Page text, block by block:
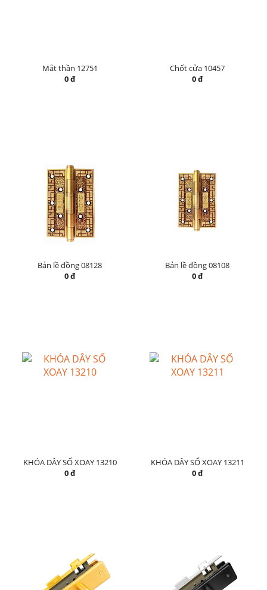
Mắt thần 12751
0 đ
Chốt cửa 10457
0 đ
Bản lề đồng 08128
0 đ
Bản lề đồng 08108
0 đ
KHÓA DÂY SỐ XOAY 13210
0 đ
KHÓA DÂY SỐ XOAY 13211
0 đ